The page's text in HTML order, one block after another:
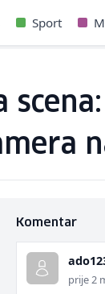
Sport
Komentar
prije 2